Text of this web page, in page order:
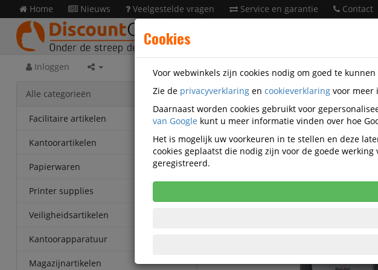
Home Nieuws Veelgestelde vragen Service en garantie Contact
Inloggen
Alle categorieën
Facilitaire artikelen
Kantoorartikelen
Papierwaren
Printer supplies
Veiligheidsartikelen
Kantoorapparatuur
Magazijnartikelen
Kantoorapparatuur
Q1399635
Papiervernietiger
snippers 4x26mm
Cookies
Voor webwinkels zijn cookies nodig om goed te
Zie de privacyverklaring en cookieverklaring voor meer
Daarnaast worden cookies gebruikt voor
van Google kunt u meer informatie vinden over hoe
Het is mogelijk uw voorkeuren in te stellen en deze
cookies geplaatst die nodig zijn voor de goede
geregistreerd.